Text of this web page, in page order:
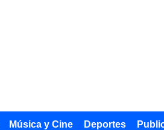
Música y Cine Deportes